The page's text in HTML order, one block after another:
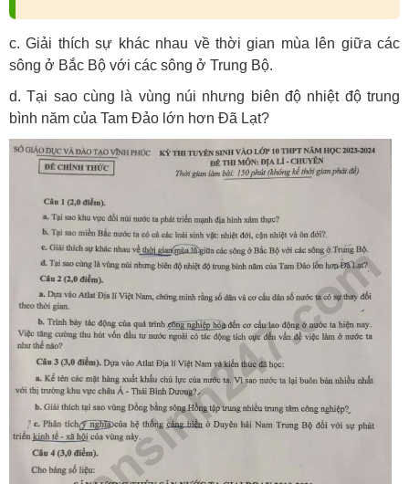
c. Giải thích sự khác nhau về thời gian mùa lên giữa các
sông ở Bắc Bộ với các sông ở Trung Bộ.
d. Tại sao cùng là vùng núi nhưng biên độ nhiệt độ trung
bình năm của Tam Đảo lớn hơn Đã Lạt?